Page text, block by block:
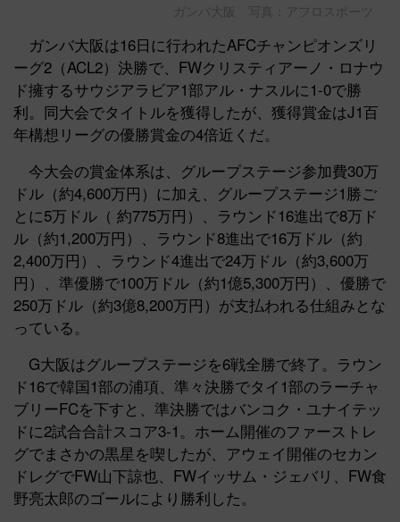
ガンバ大阪 写真：アフロスポーツ
ガンバ大阪は16日に行われたAFCチャンピオンズリ
ーグ2（ACL2）決勝で、FWクリスティアーノ・ロナウ
ド擁するサウジアラビア1部アル・ナスルに1-0で勝
利。同大会でタイトルを獲得したが、獲得賞金はJ1百
年構想リーグの優勝賞金の4倍近くだ。
今大会の賞金体系は、グループステージ参加費30万
ドル（約4,600万円）に加え、グループステージ1勝ご
とに5万ドル（ 約775万円）、ラウンド16進出で8万ド
ル（約1,200万円）、ラウンド8進出で16万ドル（約
2,400万円）、ラウンド4進出で24万ドル（約3,600万
円）、準優勝で100万ドル（約1億5,300万円）、優勝で
250万ドル（約3億8,200万円）が支払われる仕組みとな
っている。
G大阪はグループステージを6戦全勝で終了。ラウン
ド16で韓国1部の浦項、準々決勝でタイ1部のラーチャ
ブリーFCを下すと、準決勝ではバンコク・ユナイテッ
ドに2試合合計スコア3-1。ホーム開催のファーストレ
グでまさかの黒星を喫したが、アウェイ開催のセカン
ドレグでFW山下諒也、FWイッサム・ジェバリ、FW食
野亮太郎のゴールにより勝利した。